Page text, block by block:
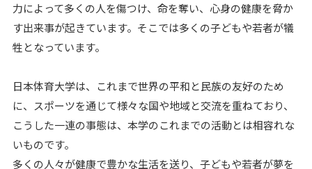
力によって多くの人を傷つけ、命を奪い、心身の健康を脅か
す出来事が起きています。そこでは多くの子どもや若者が犠
牲となっています。
日本体育大学は、これまで世界の平和と民族の友好のため
に、スポーツを通じて様々な国や地域と交流を重ねており、
こうした一連の事態は、本学のこれまでの活動とは相容れな
いものです。
多くの人々が健康で豊かな生活を送り、子どもや若者が夢を